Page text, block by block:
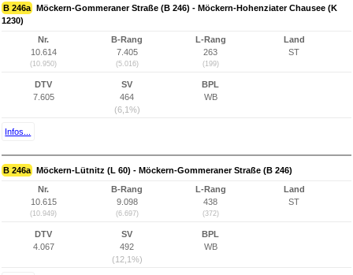
B 246a Möckern-Gommeraner Straße (B 246) - Möckern-Hohenziater Chausee (K
1230)
Nr.
10.614
(10.950)
B-Rang
7.405
(5.016)
L-Rang
263
(199)
Land
ST
DTV
7.605
SV
464
(6,1%)
BPL
WB
Infos...
B 246a Möckern-Lütnitz (L 60) - Möckern-Gommeraner Straße (B 246)
Nr.
10.615
(10.949)
B-Rang
9.098
(6.697)
L-Rang
438
(372)
Land
ST
DTV
4.067
SV
492
(12,1%)
BPL
WB